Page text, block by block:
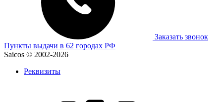
Заказать звонок
Пункты выдачи в 62 городах РФ
Saicos © 2002-2026
Реквизиты